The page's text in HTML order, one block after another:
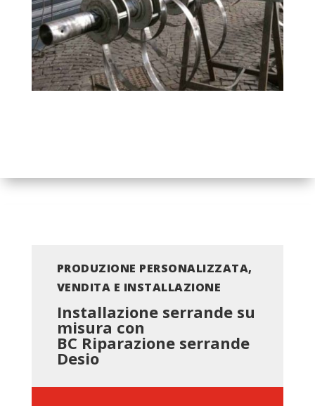
PRODUZIONE PERSONALIZZATA,
VENDITA E INSTALLAZIONE
Installazione serrande su
misura con
BC Riparazione serrande
Desio